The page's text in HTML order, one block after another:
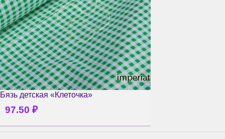
Бязь детская «Клеточка»
97.50 ₽